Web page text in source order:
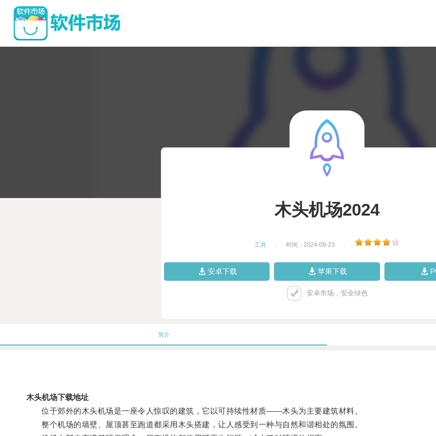
木头机场2024
工具 时间：2024-09-23
安卓下载 苹果下载
安卓市场，安全绿色
简介
木头机场下载地址
位于郊外的木头机场是一座令人惊叹的建筑，它以可持续性材质——木头为主要建筑材料。
整个机场的墙壁、屋顶甚至跑道都采用木头搭建，让人感受到一种与自然和谐相处的氛围。